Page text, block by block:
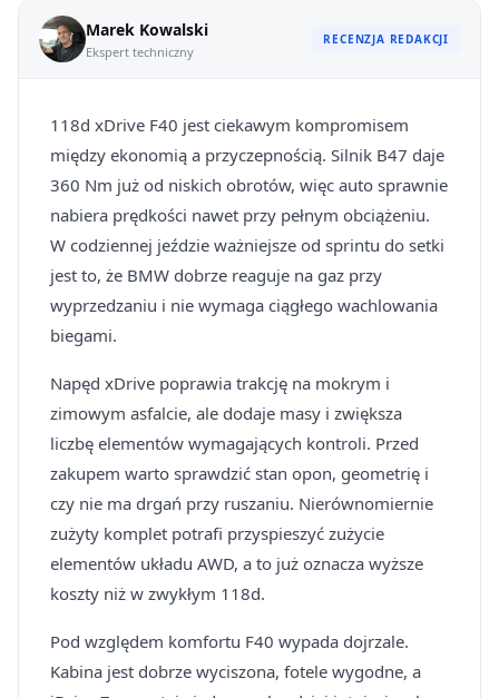
Marek Kowalski
Ekspert techniczny
RECENZJA REDAKCJI
118d xDrive F40 jest ciekawym kompromisem
między ekonomią a przyczepnością. Silnik B47 daje
360 Nm już od niskich obrotów, więc auto sprawnie
nabiera prędkości nawet przy pełnym obciążeniu.
W codziennej jeździe ważniejsze od sprintu do setki
jest to, że BMW dobrze reaguje na gaz przy
wyprzedzaniu i nie wymaga ciągłego wachlowania
biegami.
Napęd xDrive poprawia trakcję na mokrym i
zimowym asfalcie, ale dodaje masy i zwiększa
liczbę elementów wymagających kontroli. Przed
zakupem warto sprawdzić stan opon, geometrię i
czy nie ma drgań przy ruszaniu. Nierównomiernie
zużyty komplet potrafi przyspieszyć zużycie
elementów układu AWD, a to już oznacza wyższe
koszty niż w zwykłym 118d.
Pod względem komfortu F40 wypada dojrzale.
Kabina jest dobrze wyciszona, fotele wygodne, a